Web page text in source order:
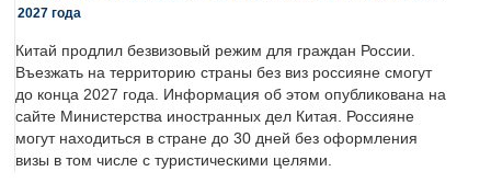
2027 года
Китай продлил безвизовый режим для граждан России.
Въезжать на территорию страны без виз россияне смогут
до конца 2027 года. Информация об этом опубликована на
сайте Министерства иностранных дел Китая. Россияне
могут находиться в стране до 30 дней без оформления
визы в том числе с туристическими целями.